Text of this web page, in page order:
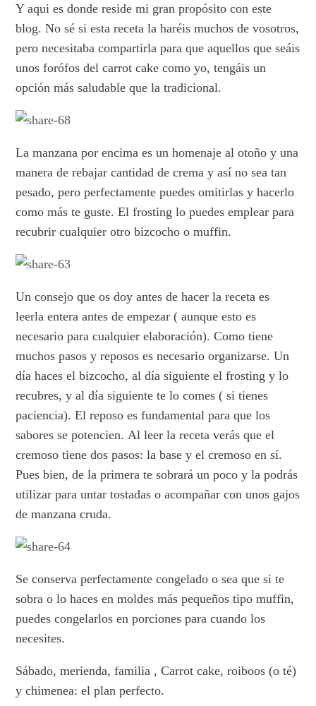
Y aqui es donde reside mi gran propósito con este
blog. No sé si esta receta la haréis muchos de vosotros,
pero necesitaba compartirla para que aquellos que seáis
unos forófos del carrot cake como yo, tengáis un
opción más saludable que la tradicional.
La manzana por encima es un homenaje al otoño y una
manera de rebajar cantidad de crema y así no sea tan
pesado, pero perfectamente puedes omitirlas y hacerlo
como más te guste. El frosting lo puedes emplear para
recubrir cualquier otro bizcocho o muffin.
Un consejo que os doy antes de hacer la receta es
leerla entera antes de empezar ( aunque esto es
necesario para cualquier elaboración). Como tiene
muchos pasos y reposos es necesario organizarse. Un
día haces el bizcocho, al día siguiente el frosting y lo
recubres, y al día siguiente te lo comes ( si tienes
paciencia). El reposo es fundamental para que los
sabores se potencien. Al leer la receta verás que el
cremoso tiene dos pasos: la base y el cremoso en sí.
Pues bien, de la primera te sobrará un poco y la podrás
utilizar para untar tostadas o acompañar con unos gajos
de manzana cruda.
Se conserva perfectamente congelado o sea que si te
sobra o lo haces en moldes más pequeños tipo muffin,
puedes congelarlos en porciones para cuando los
necesites.
Sábado, merienda, familia , Carrot cake, roiboos (o té)
y chimenea: el plan perfecto.